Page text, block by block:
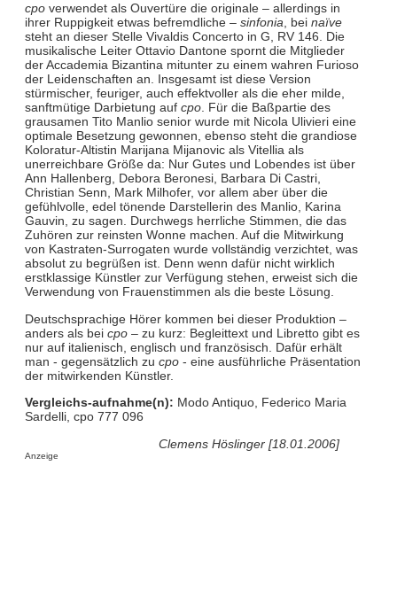
cpoverwendet als Ouvertüre die originale – allerdings in
ihrer Ruppigkeit etwas befremdliche – sinfonia, bei naïve
steht an dieser Stelle Vivaldis Concerto in G, RV 146. Die
musikalische Leiter Ottavio Dantone spornt die Mitglieder
der Accademia Bizantina mitunter zu einem wahren Furioso
der Leidenschaften an. Insgesamt ist diese Version
stürmischer, feuriger, auch effektvoller als die eher milde,
sanftmütige Darbietung auf cpo. Für die Baßpartie des
grausamen Tito Manlio senior wurde mit Nicola Ulivieri eine
optimale Besetzung gewonnen, ebenso steht die grandiose
Koloratur-Altistin Marijana Mijanovic als Vitellia als
unerreichbare Größe da: Nur Gutes und Lobendes ist über
Ann Hallenberg, Debora Beronesi, Barbara Di Castri,
Christian Senn, Mark Milhofer, vor allem aber über die
gefühlvolle, edel tönende Darstellerin des Manlio, Karina
Gauvin, zu sagen. Durchwegs herrliche Stimmen, die das
Zuhören zur reinsten Wonne machen. Auf die Mitwirkung
von Kastraten-Surrogaten wurde vollständig verzichtet, was
absolut zu begrüßen ist. Denn wenn dafür nicht wirklich
erstklassige Künstler zur Verfügung stehen, erweist sich die
Verwendung von Frauenstimmen als die beste Lösung.
Deutschsprachige Hörer kommen bei dieser Produktion –
anders als bei cpo– zu kurz: Begleittext und Libretto gibt es
nur auf italienisch, englisch und französisch. Dafür erhält
man - gegensätzlich zu cpo- eine ausführliche Präsentation
der mitwirkenden Künstler.
Vergleichs-aufnahme(n): Modo Antiquo, Federico Maria
Sardelli, cpo 777 096
Clemens Höslinger [18.01.2006]
Anzeige